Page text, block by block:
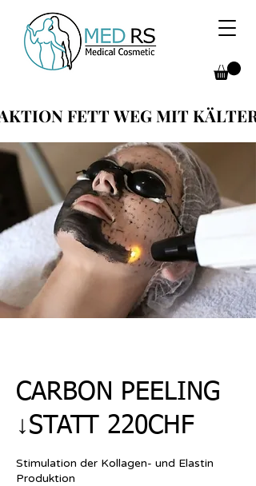
FETT WEG MIT KÄLTER
FETT WEG MIT KÄLTER
CARBON PEELING
↓STATT 220CHF
Stimulation der Kollagen- und Elastin
Produktion